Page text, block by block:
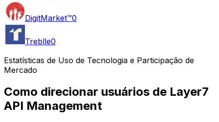
DigitMarket™0
Treblle0
Estatísticas de Uso de Tecnologia e Participação de
Mercado
Como direcionar usuários de Layer7
API Management